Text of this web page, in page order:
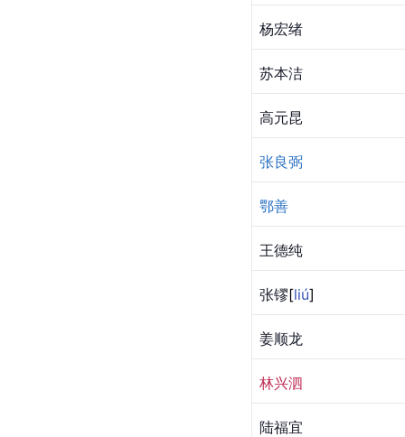
杨宏绪
苏本洁
高元昆
张良弼
鄂善
王德纯
张镠[liú]
姜顺龙
林兴泗
陆福宜